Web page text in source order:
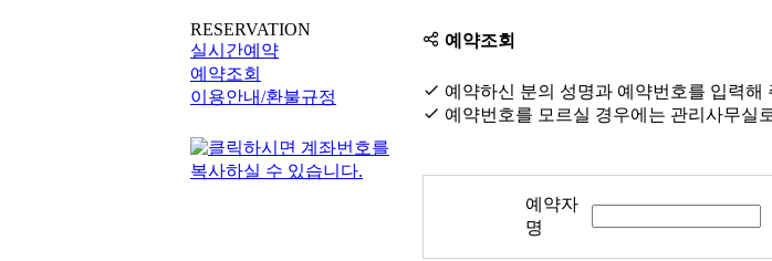
RESERVATION
실시간예약
예약조회
이용안내/환불규정
예약조회
예약하신 분의 성명과 예약번호를 입력해
예약번호를 모르실 경우에는 관리사무실
예약자
명